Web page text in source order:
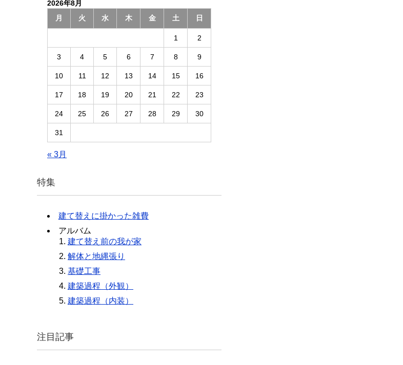
2026年8月
月
火 水 木 金 土 日
1 2
3 4 5 6 7 8 9
10 11 12 13 14 15 16
17 18 19 20 21 22 23
24 25 26 27 28 29 30
31
« 3月
特集
建て替えに掛かった雑費
アルバム
建て替え前の我が家
解体と地縄張り
基礎工事
建築過程（外観）
建築過程（内装）
注目記事